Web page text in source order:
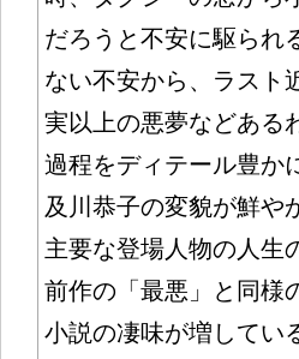
だろうと不安に駆られ
ない不安から、ラスト
実以上の悪夢などある
過程をディテール豊か
及川恭子の変貌が鮮や
主要な登場人物の人生
前作の「最悪」と同様
小説の凄味が増してい